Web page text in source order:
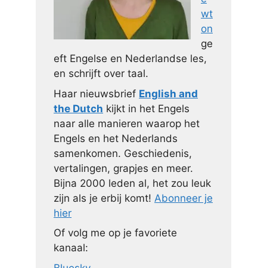
wt
on
ge
eft Engelse en Nederlandse les,
en schrijft over taal.
Haar nieuwsbrief English and
the Dutch kijkt in het Engels
naar alle manieren waarop het
Engels en het Nederlands
samenkomen. Geschiedenis,
vertalingen, grapjes en meer.
Bijna 2000 leden al, het zou leuk
zijn als je erbij komt! Abonneer je
hier
Of volg me op je favoriete
kanaal: